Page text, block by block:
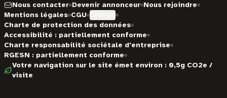
Nous contacter Devenir annonceur Nous rejoindre
Mentions légales CGU
Charte de protection des données
Accessibilité : partiellement conforme
Charte responsabilité sociétale d'entreprise
RGESN : partiellement conforme
Votre navigation sur le site émet environ : 0,5g CO2e /
visite